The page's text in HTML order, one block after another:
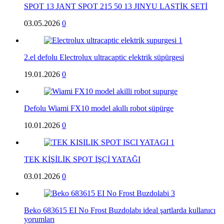
SPOT 13 JANT SPOT 215 50 13 JINYU LASTİK SETİ
03.05.2026 0
2.el defolu Electrolux ultracaptic elektrik süpürgesi
19.01.2026 0
Defolu Wiami FX10 model akıllı robot süpürge
10.01.2026 0
TEK KİŞİLİK SPOT İŞÇİ YATAĞI
03.01.2026 0
Beko 683615 EI No Frost Buzdolabı ideal şartlarda kullanıcı
yorumları